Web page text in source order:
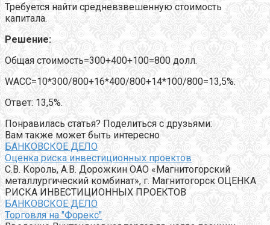
Требуется найти средневзвешенную стоимость
капитала.
Решение:
Общая стоимость=300+400+100=800 долл.
WACC=10*300/800+16*400/800+14*100/800=13,5%.
Ответ: 13,5%.
Понравилась статья? Поделиться с друзьями:
Вам также может быть интересно
БАНКОВСКОЕ ДЕЛО
Оценка риска инвестиционных проектов
С.В. Король, А.В. Дорожкин ОАО «Магнитогорский
металлургический комбинат», г. Магнитогорск ОЦЕНКА
РИСКА ИНВЕСТИЦИОННЫХ ПРОЕКТОВ
БАНКОВСКОЕ ДЕЛО
Торговля на "Форекс"